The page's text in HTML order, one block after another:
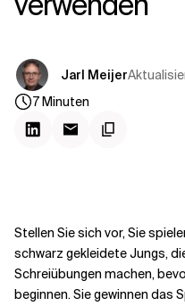
Jarl Meijer
7Minuten
Stellen Sie sich vor, Sie
schwarz gekleidete Jungs,
Schreiübungen machen,
beginnen. Sie gewinnen das